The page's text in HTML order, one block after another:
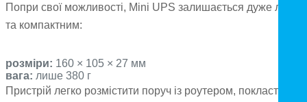
Попри свої можливості, Mini UPS залишається дуже
та компактним:
розміри: 160 × 105 × 27 мм
вага: лише 380 г
Пристрій легко розмістити поруч із роутером, покласти у